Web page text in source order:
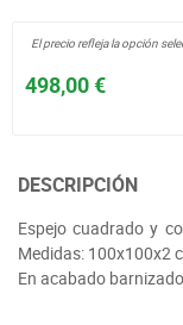
498,00 €
El precio refleja la opción
DESCRIPCIÓN
Espejo cuadrado y
Medidas: 100x100x2
En acabado